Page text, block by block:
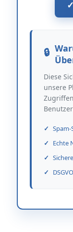
✓
Diese
unsere
Spam-
Echte